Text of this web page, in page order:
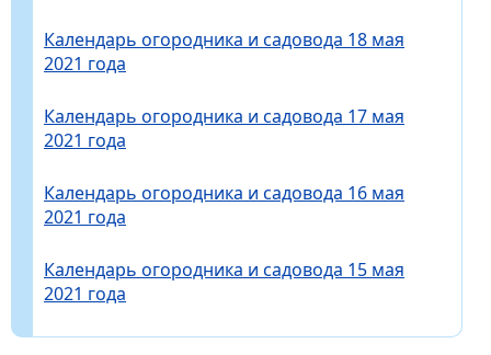
Календарь огородника и садовода 18 мая
2021 года
Календарь огородника и садовода 17 мая
2021 года
Календарь огородника и садовода 16 мая
2021 года
Календарь огородника и садовода 15 мая
2021 года